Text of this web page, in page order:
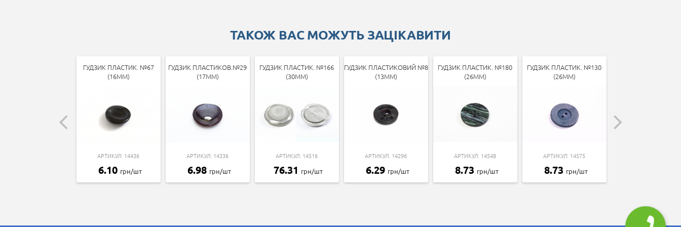
ТАКОЖ ВАС МОЖУТЬ ЗАЦІКАВИТИ
ГУДЗИК ПЛАСТИК. №67
(16ММ)
АРТИКУЛ: 14436
6.10 грн/шт
ГУДЗИК ПЛАСТИКОВ.№29
(17ММ)
АРТИКУЛ: 14336
6.98 грн/шт
ГУДЗИК ПЛАСТИК. №166
(30ММ)
АРТИКУЛ: 14516
76.31 грн/шт
ГУДЗИК ПЛАСТИКОВИЙ №8
(13ММ)
АРТИКУЛ: 14296
6.29 грн/шт
ГУДЗИК ПЛАСТИК. №180
(26ММ)
АРТИКУЛ: 14548
8.73 грн/шт
ГУДЗИК ПЛАСТИК. №130
(26ММ)
АРТИКУЛ: 14575
8.73 грн/шт